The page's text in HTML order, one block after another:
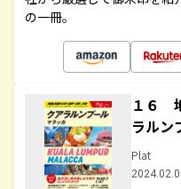
の一冊。
１６
ラル
Plat